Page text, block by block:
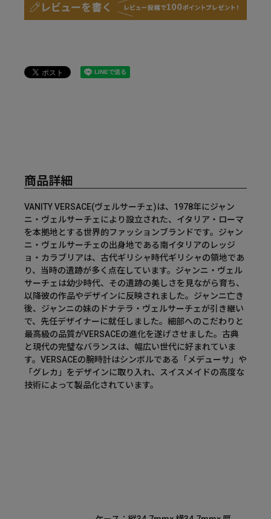
商品詳細
VANITY VERSACE(ヴェルサーチェ)は、1978年にジャン
ニ・ヴェルサーチェにより設立された、イタリア・ローマ
を本拠地とする世界的ファッションブランドです。ジャン
ニ・ヴェルサーチェの出身地である南イタリアのレッジ
ョ・カラブリアは、古代ギリシャ時代ギリシャの領地であ
り、当時の遺跡が多く点在しています。ジャンニ・ヴェル
サーチェは幼少時代、その遺跡の美しさを見ながら育ち、
以降彼の作品やデザインに反映されました。ジャンニ亡き
後、ジャンニの妹のドナテラ・ヴェルサーチェが引き継い
で、先任デザイナーに就任しました。細部へのこだわりと
最高級の品質がVERSACEの進化を遂げさせました。古典
と現代の完璧なバランスは、幅広い世代に好まれていま
す。VERSACEの腕時計はシンボルである「メデューサ」や
「グレカ」をデザインに取り入れ、スイスメイドの高度な
技術によって製品化されています。